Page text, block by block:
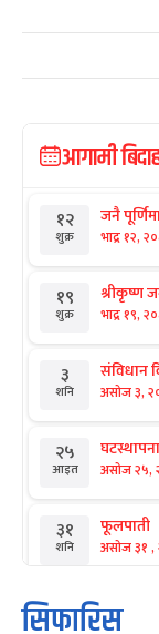
आगामी
१२
शुक्र
जनै
भाद्र १२,
१९
शुक्र
श्रीकृष्ण
भाद्र १९,
३
शनि
संविधान
असोज ३,
२५
आइत
घटस्थापना
असोज २५,
३१
शनि
फूलपाती
असोज ३१ ,
१
आइत
कार्तिक
कार्तिक १,
सिफारिस